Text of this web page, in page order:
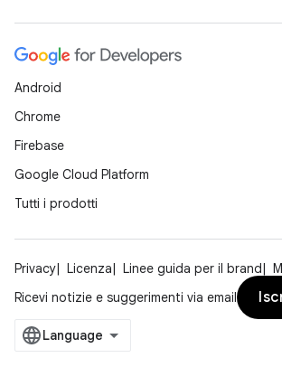
Android
Chrome
Firebase
Google Cloud Platform
Tutti i prodotti
Privacy Licenza Linee guida per il brand
Ricevi notizie e suggerimenti via email